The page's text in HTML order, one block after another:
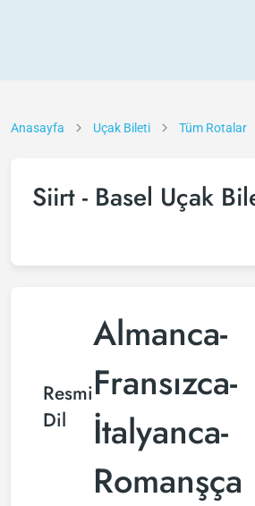
Anasayfa Uçak Bileti Tüm Rotalar
Siirt - Basel Uçak
Resmi
Dil
Almanca-
Fransızca-
İtalyanca-
Romanşça